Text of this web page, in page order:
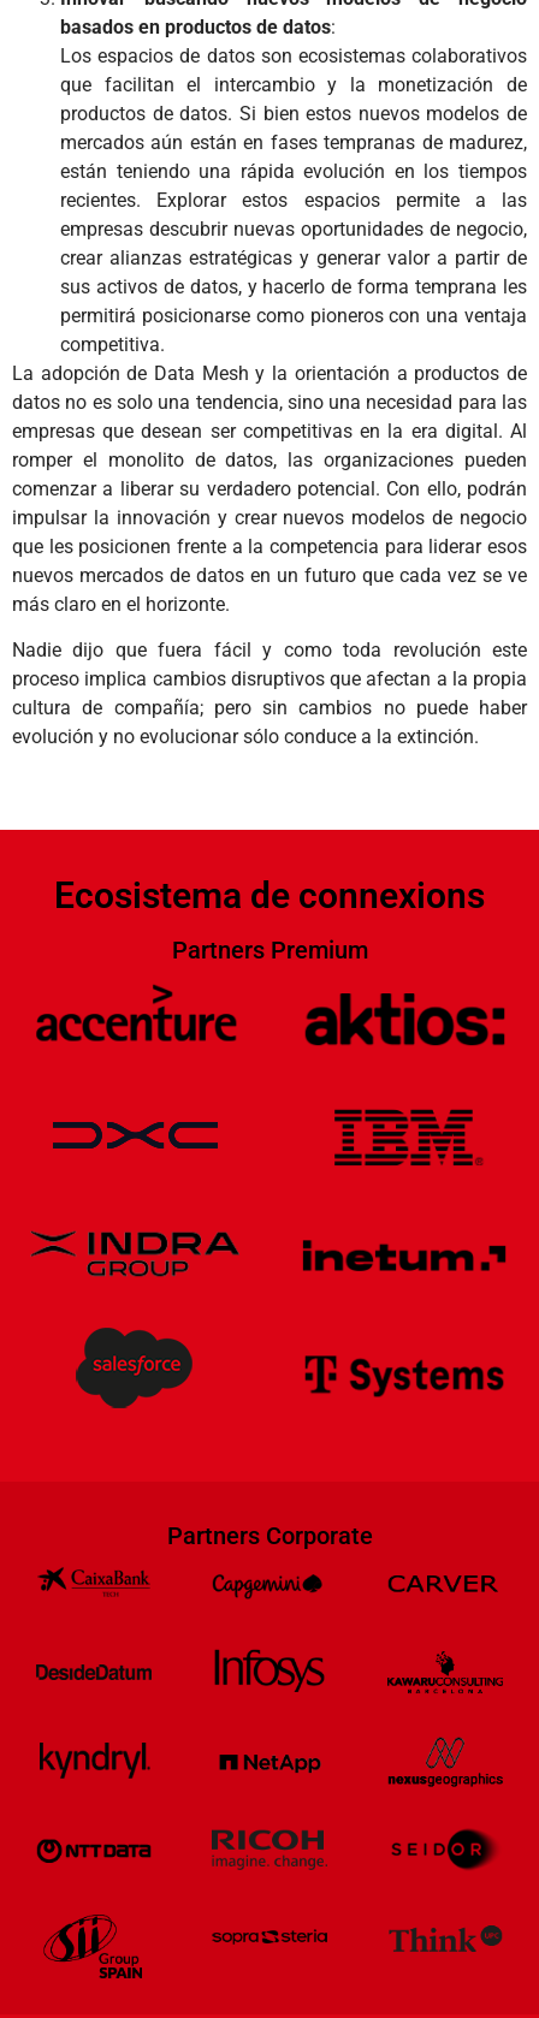
basados en productos de datos:
Los espacios de datos son ecosistemas colaborativos
que facilitan el intercambio y la monetización de
productos de datos. Si bien estos nuevos modelos de
mercados aún están en fases tempranas de madurez,
están teniendo una rápida evolución en los tiempos
recientes. Explorar estos espacios permite a las
empresas descubrir nuevas oportunidades de negocio,
crear alianzas estratégicas y generar valor a partir de
sus activos de datos, y hacerlo de forma temprana les
permitirá posicionarse como pioneros con una ventaja
competitiva.
La adopción de Data Mesh y la orientación a productos de
datos no es solo una tendencia, sino una necesidad para las
empresas que desean ser competitivas en la era digital. Al
romper el monolito de datos, las organizaciones pueden
comenzar a liberar su verdadero potencial. Con ello, podrán
impulsar la innovación y crear nuevos modelos de negocio
que les posicionen frente a la competencia para liderar esos
nuevos mercados de datos en un futuro que cada vez se ve
más claro en el horizonte.
Nadie dijo que fuera fácil y como toda revolución este
proceso implica cambios disruptivos que afectan a la propia
cultura de compañía; pero sin cambios no puede haber
evolución y no evolucionar sólo conduce a la extinción.
Ecosistema de connexions
Partners Premium
Partners Corporate